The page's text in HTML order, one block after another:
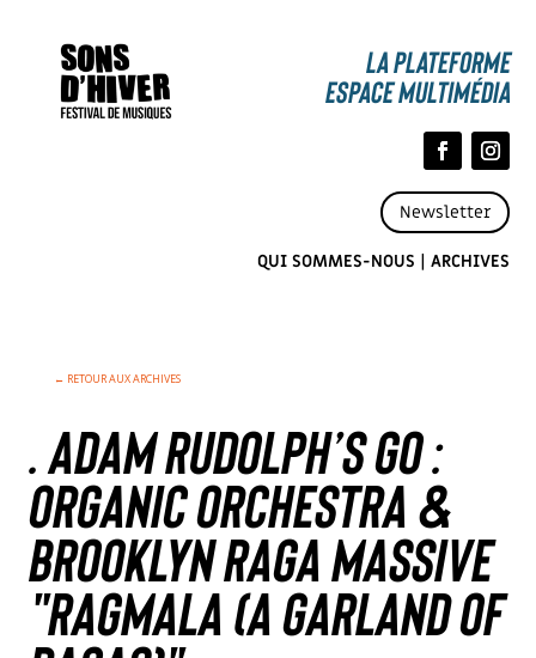
La Plateforme
espace multimédia
Newsletter
QUI SOMMES-NOUS ARCHIVES
← RETOUR AUX ARCHIVES
. ADAM RUDOLPH’S GO :
ORGANIC ORCHESTRA &
BROOKLYN RAGA MASSIVE
"Ragmala (A Garland of